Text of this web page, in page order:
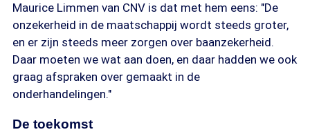
Maurice Limmen van CNV is dat met hem eens: "De
onzekerheid in de maatschappij wordt steeds groter,
en er zijn steeds meer zorgen over baanzekerheid.
Daar moeten we wat aan doen, en daar hadden we ook
graag afspraken over gemaakt in de
onderhandelingen."
De toekomst